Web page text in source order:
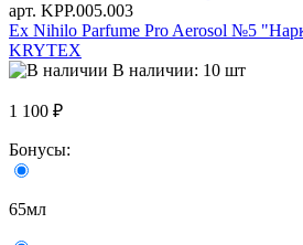
арт. KРР.005.003
Ex Nihilo Parfume Pro Aerosol №5
KRYTEX
В наличии: 10 шт
1 100 ₽
Бонусы:
65мл